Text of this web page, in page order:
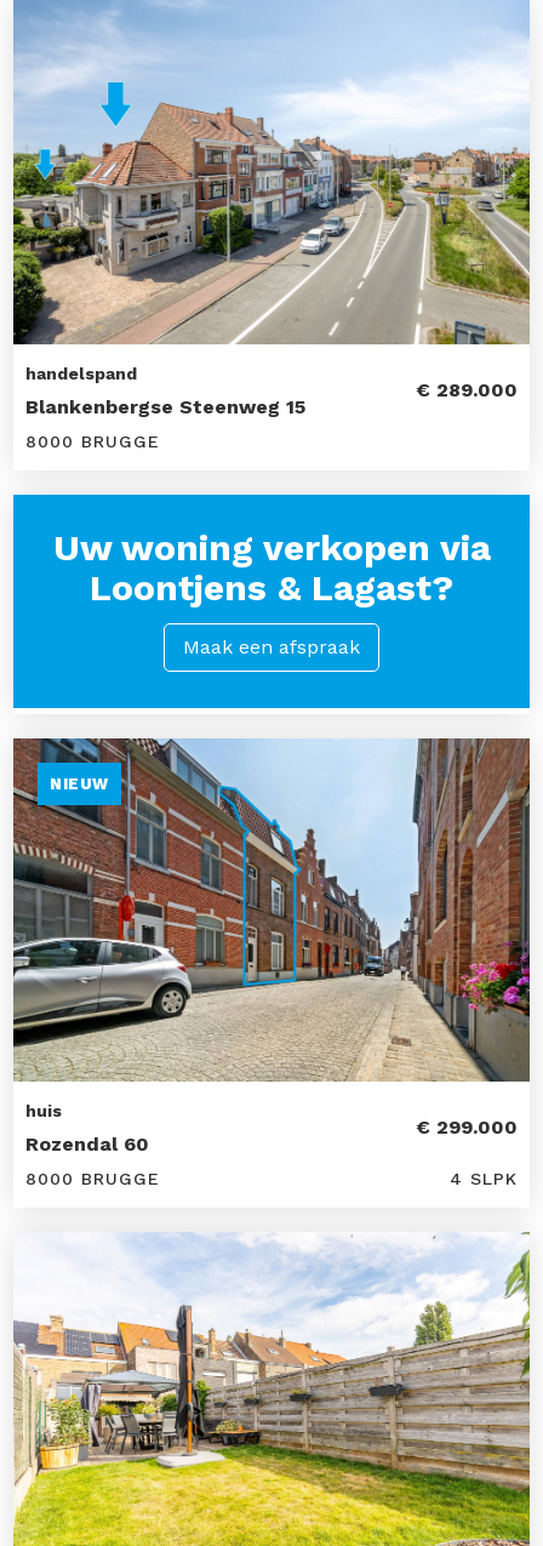
handelspand
Blankenbergse Steenweg 15
€ 289.000
8000 BRUGGE
Uw woning verkopen via
Loontjens & Lagast?
Maak een afspraak
NIEUW
huis
Rozendal 60
€ 299.000
8000 BRUGGE 4 SLPK